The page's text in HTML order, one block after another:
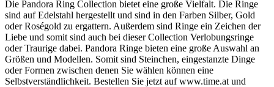
Die Pandora Ring Collection bietet eine große Vielfalt. Die Ringe
sind auf Edelstahl hergestellt und sind in den Farben Silber, Gold
oder Roségold zu ergattern. Außerdem sind Ringe ein Zeichen der
Liebe und somit sind auch bei dieser Collection Verlobungsringe
oder Traurige dabei. Pandora Ringe bieten eine große Auswahl an
Größen und Modellen. Somit sind Steinchen, eingestanzte Dinge
oder Formen zwischen denen Sie wählen können eine
Selbstverständlichkeit. Bestellen Sie jetzt auf www.time.at und